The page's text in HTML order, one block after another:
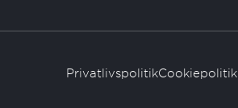
PrivatlivspolitikCookiepolitik